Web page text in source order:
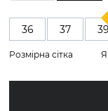
36 37 39
Розмірна сітка